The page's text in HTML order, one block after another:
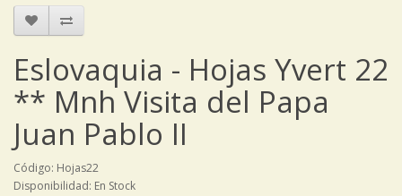
Eslovaquia - Hojas Yvert 22
** Mnh Visita del Papa
Juan Pablo II
Código: Hojas22
Disponibilidad: En Stock